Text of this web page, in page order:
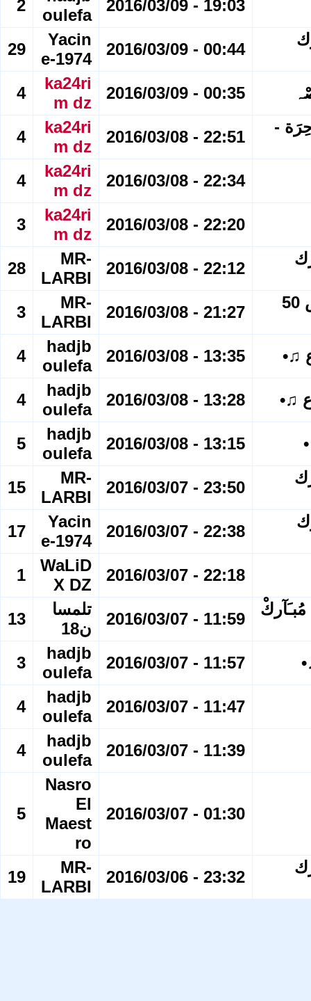
19:03 - 2016/03/09
oulefa
2
- مبارك
00:44 - 2016/03/09
Yacin
e-1974
29
00:35 - 2016/03/09
ka24ri
m dz
4
30 صُورَة سَاحِرَة -
22:51 - 2016/03/08
ka24ri
m dz
4
22:34 - 2016/03/08
ka24ri
m dz
4
22:20 - 2016/03/08
ka24ri
m dz
3
472 مبارك
22:12 - 2016/03/08
MR-
LARBI
28
o.O [ زيارة الى مدينة الصويرة المغربية ] ( عمل خاص 50
21:27 - 2016/03/08
MR-
LARBI
3
♫•
13:35 - 2016/03/08
hadjb
oulefa
4
♫•
13:28 - 2016/03/08
hadjb
oulefa
4
13:15 - 2016/03/08
hadjb
oulefa
5
471 مبارك
23:50 - 2016/03/07
MR-
LARBI
15
- مبارك
22:38 - 2016/03/07
Yacin
e-1974
17
22:18 - 2016/03/07
WaLiD
X DZ
1
2016 [•] [ آلفْ مُبـَآركْ
11:59 - 2016/03/07
تلمسا
ن18
13
11:57 - 2016/03/07
hadjb
oulefa
3
11:47 - 2016/03/07
hadjb
oulefa
4
11:39 - 2016/03/07
hadjb
oulefa
4
01:30 - 2016/03/07
Nasro
El
Maest
ro
5
470 مبارك
23:32 - 2016/03/06
MR-
LARBI
19